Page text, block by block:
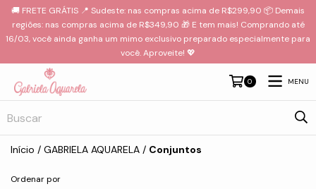
🚚 FRETE GRÁTIS 📍 Sudeste: nas compras acima de R$299,90 📦 Demais
regiões: nas compras acima de R$349,90 🎁 E tem mais! Comprando até
16/03, você ainda ganha um mimo exclusivo preparado especialmente para
você. Aproveite! 💖
0 MENU
Início / GABRIELA AQUARELA / Conjuntos
Ordenar por